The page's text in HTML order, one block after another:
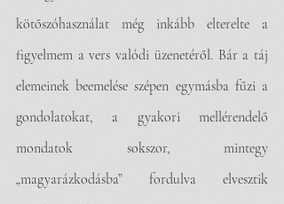
kötőszóhasználat még inkább elterelte a
figyelmem a vers valódi üzenetéről. Bár a táj
elemeinek beemelése szépen egymásba fűzi a
gondolatokat, a gyakori mellérendelő
mondatok sokszor, mintegy
„magyarázkodásba” fordulva elvesztik